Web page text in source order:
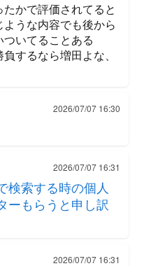
かで評価されてると
うな内容でも後から
いてることある
するなら増田よな、
2026/07/07 16:30
2026/07/07 16:31
検索する時の個人
ーもらうと申し訳
2026/07/07 16:31